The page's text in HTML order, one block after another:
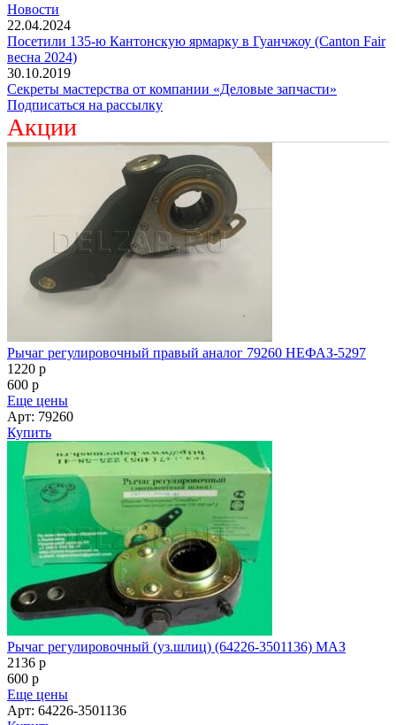
Новости
22.04.2024
Посетили 135-ю Кантонскую ярмарку в Гуанчжоу (Canton Fair
весна 2024)
30.10.2019
Секреты мастерства от компании «Деловые запчасти»
Подписаться на рассылку
Акции
Рычаг регулировочный правый аналог 79260 НЕФАЗ-5297
1220 p
600 p
Еще цены
Арт: 79260
Купить
Рычаг регулировочный (уз.шлиц) (64226-3501136) МАЗ
2136 p
600 p
Еще цены
Арт: 64226-3501136